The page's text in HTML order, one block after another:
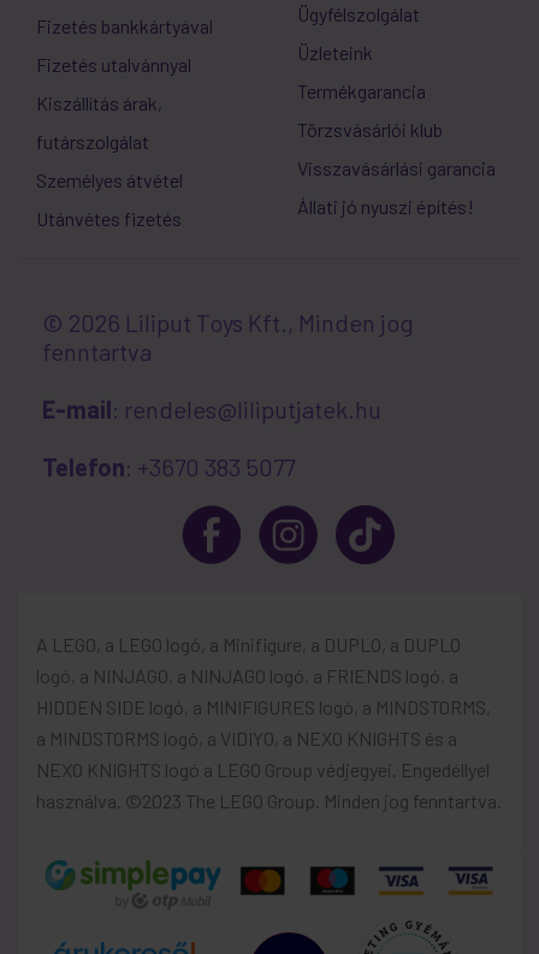
Fizetés bankkártyával
Fizetés utalvánnyal
Kiszállítás árak,
futárszolgálat
Személyes átvétel
Utánvétes fizetés
Ügyfélszolgálat
Üzleteink
Termékgarancia
Törzsvásárlói klub
Visszavásárlási garancia
Állati jó nyuszi építés!
© 2026 Liliput Toys Kft., Minden jog
fenntartva
E-mail: rendeles@liliputjatek.hu
Telefon: +3670 383 5077
A LEGO, a LEGO logó, a Minifigure, a DUPLO, a DUPLO
logó, a NINJAGO, a NINJAGO logó, a FRIENDS logó, a
HIDDEN SIDE logó, a MINIFIGURES logó, a MINDSTORMS,
a MINDSTORMS logó, a VIDIYO, a NEXO KNIGHTS és a
NEXO KNIGHTS logó a LEGO Group védjegyei. Engedéllyel
használva. ©2023 The LEGO Group. Minden jog fenntartva.